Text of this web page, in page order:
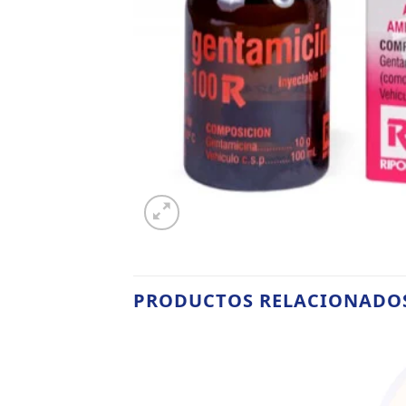
PRODUCTOS